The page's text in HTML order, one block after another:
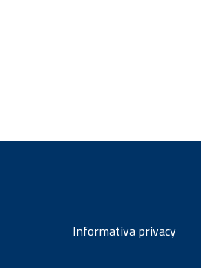
Informativa privacy